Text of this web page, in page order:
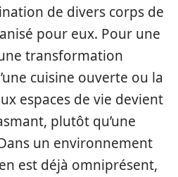
de divers corps de
pour eux. Pour une
transformation
cuisine ouverte ou la
espaces de vie devient
plutôt qu’une
un environnement
est déjà omniprésent,